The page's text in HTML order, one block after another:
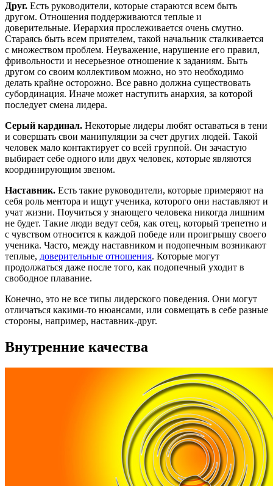
Друг. Есть руководители, которые стараются всем быть
другом. Отношения поддерживаются теплые и
доверительные. Иерархия прослеживается очень смутно.
Стараясь быть всем приятелем, такой начальник сталкивается
с множеством проблем. Неуважение, нарушение его правил,
фривольности и несерьезное отношение к заданиям. Быть
другом со своим коллективом можно, но это необходимо
делать крайне осторожно. Все равно должна существовать
субординация. Иначе может наступить анархия, за которой
последует смена лидера.
Серый кардинал. Некоторые лидеры любят оставаться в тени
и совершать свои манипуляции за счет других людей. Такой
человек мало контактирует со всей группой. Он зачастую
выбирает себе одного или двух человек, которые являются
координирующим звеном.
Наставник. Есть такие руководители, которые примеряют на
себя роль ментора и ищут ученика, которого они наставляют и
учат жизни. Поучиться у знающего человека никогда лишним
не будет. Такие люди ведут себя, как отец, который трепетно и
с чувством относится к каждой победе или проигрышу своего
ученика. Часто, между наставником и подопечным возникают
теплые, доверительные отношения. Которые могут
продолжаться даже после того, как подопечный уходит в
свободное плавание.
Конечно, это не все типы лидерского поведения. Они могут
отличаться какими-то нюансами, или совмещать в себе разные
стороны, например, наставник-друг.
Внутренние качества